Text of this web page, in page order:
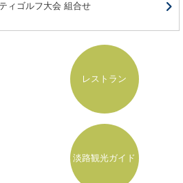
ィゴルフ大会 組合せ
レストラン
淡路観光ガイド